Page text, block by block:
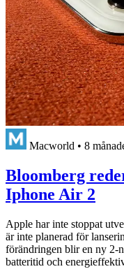
Macworld • 8
Bloomberg
Iphone Air 2
Apple har inte stoppat
är inte planerad för
förändringen blir en ny 2-
batteritid och